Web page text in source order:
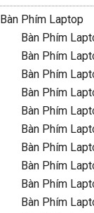
Bàn Phím Laptop
Bàn Phím
Bàn Phím
Bàn Phím
Bàn Phím
Bàn Phím
Bàn Phím
Bàn Phím
Bàn Phím
Bàn Phím
Bàn Phím